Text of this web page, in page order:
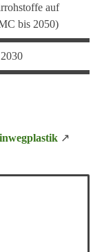
auf
bis 2050)
↗